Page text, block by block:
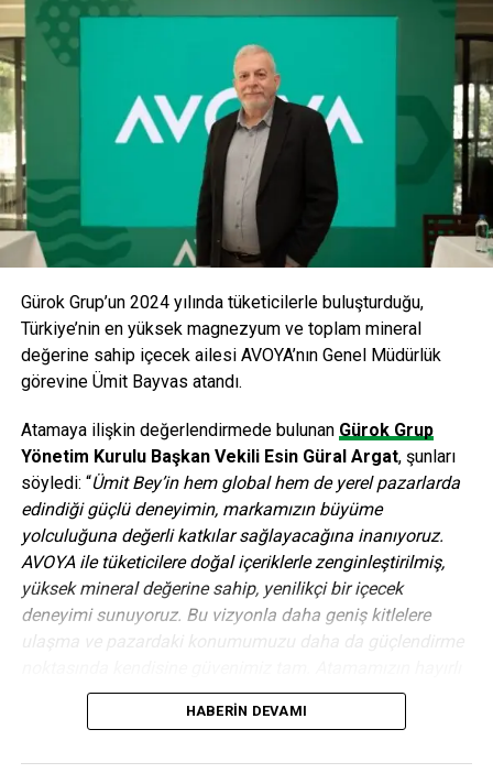
Gürok Grup’un 2024 yılında tüketicilerle buluşturduğu,
Türkiye’nin en yüksek magnezyum ve toplam mineral
değerine sahip içecek ailesi AVOYA’nın Genel Müdürlük
görevine Ümit Bayvas atandı.
Atamaya ilişkin değerlendirmede bulunan Gürok Grup
Yönetim Kurulu Başkan Vekili Esin Güral Argat, şunları
söyledi: “Ümit Bey’in hem global hem de yerel pazarlarda
edindiği güçlü deneyimin, markamızın büyüme
yolculuğuna değerli katkılar sağlayacağına inanıyoruz.
AVOYA ile tüketicilere doğal içeriklerle zenginleştirilmiş,
yüksek mineral değerine sahip, yenilikçi bir içecek
deneyimi sunuyoruz. Bu vizyonla daha geniş kitlelere
ulaşma ve pazardaki konumumuzu daha da güçlendirme
ve uğurlu olmasını diliyoruz.”
HABERIN DEVAMI